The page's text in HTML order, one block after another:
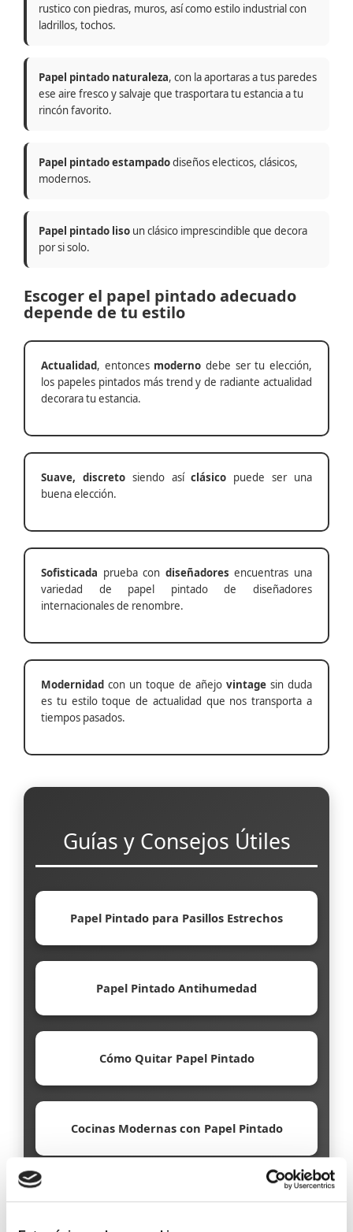
rustico con piedras, muros, así como estilo industrial con
ladrillos, tochos.
Papel pintado naturaleza, con la aportaras a tus paredes
ese aire fresco y salvaje que trasportara tu estancia a tu
rincón favorito.
Papel pintado estampadodiseños electicos, clásicos,
modernos.
Papel pintado liso un clásico imprescindible que decora
por si solo.
Escoger el papel pintado adecuado
depende de tu estilo
Actualidad, entonces moderno debe ser tu elección,
los papeles pintados más trend y de radiante actualidad
decorara tu estancia.
Suave, discretosiendo asíclásico puede ser una
buena elección.
Sofisticada prueba con diseñadores encuentras una
variedad de papel pintado de diseñadores
internacionales de renombre.
Modernidad con un toque de añejo vintage sin duda
es tu estilo toque de actualidad que nos transporta a
tiempos pasados.
Guías y Consejos Útiles
Papel Pintado para Pasillos Estrechos
Papel Pintado Antihumedad
Cómo Quitar Papel Pintado
Cocinas Modernas con Papel Pintado
Papel Pintado Ecológico